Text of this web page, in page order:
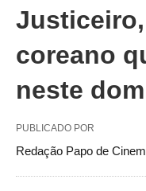
coreano
neste
PUBLICADO POR
Redação Papo de